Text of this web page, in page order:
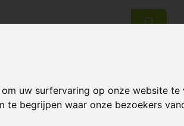
uw surfervaring op onze website
begrijpen waar onze bezoekers
Beste klantenservice